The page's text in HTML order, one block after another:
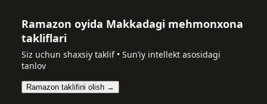
Ramazon oyida Makkadagi mehmonxona
takliflari
Siz uchun shaxsiy taklif • Sun’iy intellekt asosidagi
tanlov
Ramazon taklifini olish →